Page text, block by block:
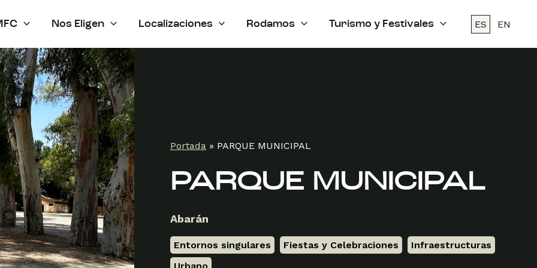
Nos Eligen Localizaciones Rodamos Turismo y Festivales ES EN
Portada » PARQUE MUNICIPAL
PARQUE MUNICIPAL
Abarán
Entornos singulares Fiestas y Celebraciones Infraestructuras
Urbano